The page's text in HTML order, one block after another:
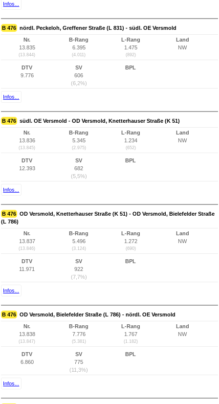
Infos...
B 476 nördl. Peckeloh, Greffener Straße (L 831) - südl. OE Versmold
Nr.
13.835
(13.844)
B-Rang
6.395
(4.011)
L-Rang
1.475
(892)
Land
NW
DTV
9.776
SV
606
(6,2%)
BPL
Infos...
B 476 südl. OE Versmold - OD Versmold, Knetterhauser Straße (K 51)
Nr.
13.836
(13.845)
B-Rang
5.345
(2.975)
L-Rang
1.234
(652)
Land
NW
DTV
12.393
SV
682
(5,5%)
BPL
Infos...
B 476 OD Versmold, Knetterhauser Straße (K 51) - OD Versmold, Bielefelder Straße
(L 786)
Nr.
13.837
(13.846)
B-Rang
5.496
(3.124)
L-Rang
1.272
(690)
Land
NW
DTV
11.971
SV
922
(7,7%)
BPL
Infos...
B 476 OD Versmold, Bielefelder Straße (L 786) - nördl. OE Versmold
Nr.
13.838
(13.847)
B-Rang
7.776
(5.381)
L-Rang
1.767
(1.182)
Land
NW
DTV
6.860
SV
775
(11,3%)
BPL
Infos...